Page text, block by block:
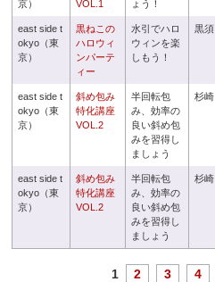
京）
VOL.1
ょう！
east side t
okyo（東
京）
黒ねこの
ハロウィ
ンパーテ
ィー
水引でハロ
ウィンを楽
しもう！
黒須
east side t
okyo（東
京）
斜め包み
特化講座
VOL.2
半回転包
み、効率の
良い斜め包
みを習得し
ましょう
杉崎
east side t
okyo（東
京）
斜め包み
特化講座
VOL.2
半回転包
み、効率の
良い斜め包
みを習得し
ましょう
杉崎
1 2 3 4